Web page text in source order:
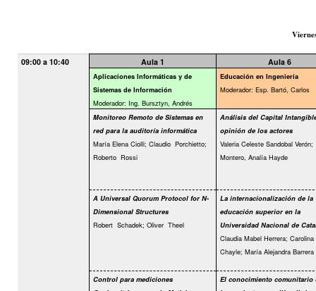
09:00 a 10:40 Aula 1 Aula 6
Aplicaciones Informáticas y de
Sistemas de Información
Moderador: Ing. Bursztyn, Andrés
Educación en Ingeniería
Moderador: Esp. Bartó, Carlos
Monitoreo Remoto de Sistemas en
red para la auditoría informática
María Elena Ciolli; Claudio Porchietto;
Roberto Rossi
Análisis del Capital
opinión de los actores
Valeria Celeste Sandobal Verón;
Montero, Analía Hayde
A Universal Quorum Protocol for N-
Dimensional Structures
Robert Schadek; Oliver Theel
La internacionalización de la
educación superior en la
Universidad Nacional de
Claudia Mabel Herrera; Carolina
Chayle; María Alejandra Barrera
Control para mediciones
El conocimiento comunitario